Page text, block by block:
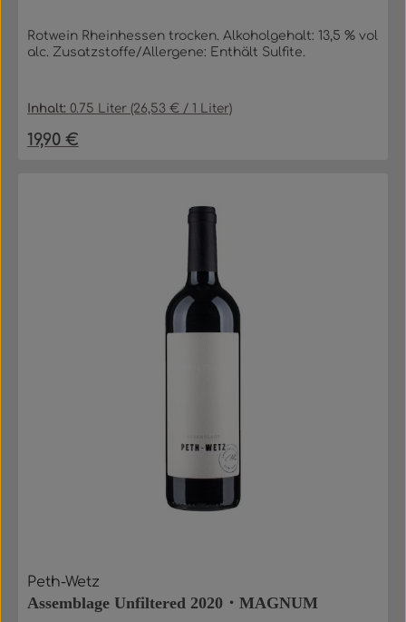
Rotwein Rheinhessen trocken. Alkoholgehalt: 13,5 % vol
alc. Zusatzstoffe/Allergene: Enthält Sulfite.
Inhalt:0.75 Liter (26,53 € / 1 Liter)
Regulärer Preis:
19,90 €
Peth-Wetz
Assemblage Unfiltered 2020・MAGNUM